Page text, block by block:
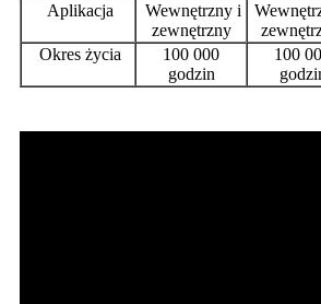
Aplikacja
Wewnętrzny i
zewnętrzny
Okres życia
100 000
godzin
100